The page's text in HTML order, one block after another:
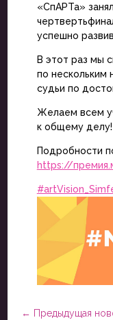
«СпАРТа»
успешно
В этот раз мы
по нескольким
судьи по
Желаем всем
к общему делу!
Подробности
https://
← Предыдущая